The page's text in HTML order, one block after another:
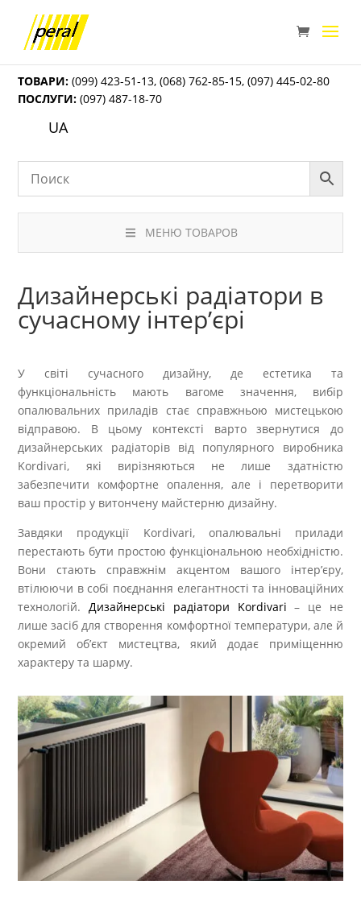
ТОВАРИ: (099) 423-51-13,(068) 762-85-15,(097) 445-02-80
ПОСЛУГИ: (097) 487-18-70
UA
МЕНЮ ТОВАРОВ
Дизайнерські радіатори в
сучасному інтер’єрі
У світі сучасного дизайну, де естетика та
функціональність мають вагоме значення, вибір
опалювальних приладів стає справжньою мистецькою
відправою. В цьому контексті варто звернутися до
дизайнерських радіаторів від популярного виробника
Kordivari, які вирізняються не лише здатністю
забезпечити комфортне опалення, але і перетворити
ваш простір у витончену майстерню дизайну.
Завдяки продукції Kordivari, опалювальні прилади
перестають бути простою функціональною необхідністю.
Вони стають справжнім акцентом вашого інтер’єру,
втілюючи в собі поєднання елегантності та інноваційних
технологій.Дизайнерські радіатори Kordivari – це не
лише засіб для створення комфортної температури, але й
окремий об’єкт мистецтва, який додає приміщенню
характеру та шарму.